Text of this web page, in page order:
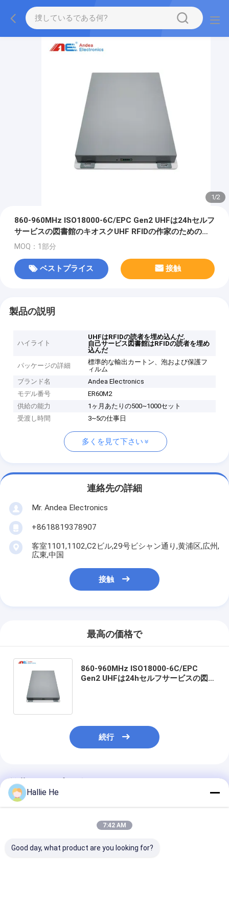
1/2
860-960MHz ISO18000-6C/EPC Gen2 UHFは24hセルフ
サービスの図書館のキオスクUHF RFIDの作家のための
RFIDの読者を埋め込んだ
MOQ：1部分
ベストプライス 接触
製品の説明
ハイライト
UHFはRFIDの読者を埋め込んだ,
自己サービス図書館はRFIDの読者を埋め
込んだ
パッケージの詳細
標準的な輸出カートン、泡および保護フ
ィルム
ブランド名
Andea Electronics
モデル番号
ER60M2
供給の能力
1ヶ月あたりの500~1000セット
受渡し時間
3~5の仕事日
多くを見て下さい
連絡先の詳細
Mr. Andea Electronics
+8618819378907
客室1101,1102,C2ビル,29号ビシャン通り,黄浦区,広州,
広東,中国
接触
最高の価格で
860-960MHz ISO18000-6C/EPC
Gen2 UHFは24hセルフサービスの図
続行
推薦されたプロダクト
Hallie He
7:42 AM
Good day, what product are you looking for?